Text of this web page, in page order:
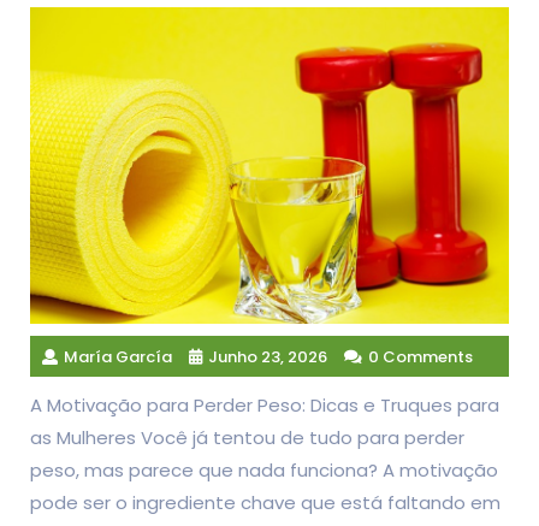
María García Junho 23, 2026 0 Comments
A Motivação para Perder Peso: Dicas e Truques para
as Mulheres Você já tentou de tudo para perder
peso, mas parece que nada funciona? A motivação
pode ser o ingrediente chave que está faltando em